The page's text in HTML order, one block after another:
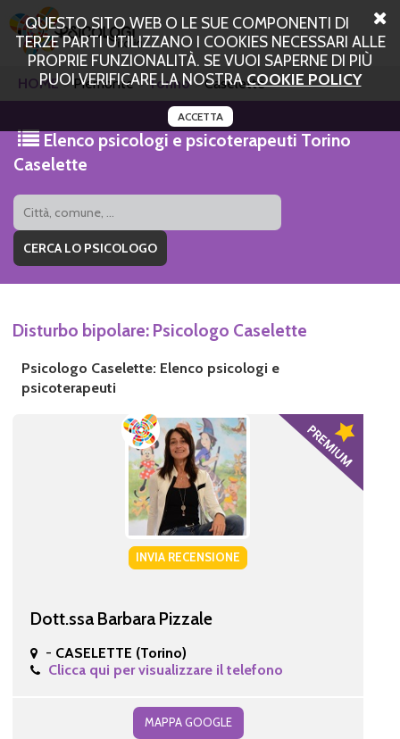
QUESTO SITO WEB O LE SUE COMPONENTI DI
TERZE PARTI UTILIZZANO I COOKIES NECESSARI ALLE
PROPRIE FUNZIONALITÀ. SE VUOI SAPERNE DI PIÙ
PUOI VERIFICARE LA NOSTRACOOKIE POLICY
ACCETTA
HOME Piemonte Torino Caselette
Elenco psicologi e psicoterapeuti Torino
Caselette
Disturbo bipolare: Psicologo Caselette
Psicologo Caselette: Elenco psicologi e
psicoterapeuti
INVIA RECENSIONE
Dott.ssa Barbara Pizzale
- CASELETTE (Torino)
Clicca qui per visualizzare il telefono
MAPPA GOOGLE